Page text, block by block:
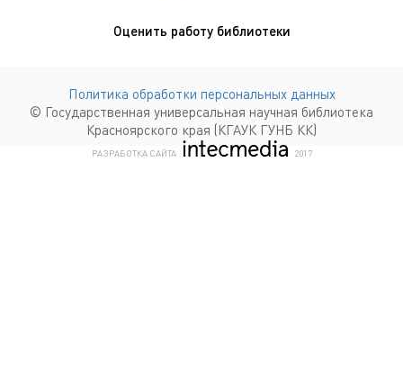
Оценить работу библиотеки
Политика обработки персональных данных
© Государственная универсальная научная библиотека
Красноярского края (КГАУК ГУНБ КК)
РАЗРАБОТКА САЙТА КОМПАНИЯ ИНТЕКМЕДИА
2017